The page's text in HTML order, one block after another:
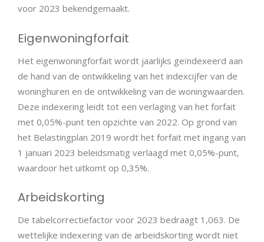
voor 2023 bekendgemaakt.
Eigenwoningforfait
Het eigenwoningforfait wordt jaarlijks geïndexeerd aan
de hand van de ontwikkeling van het indexcijfer van de
woninghuren en de ontwikkeling van de woningwaarden.
Deze indexering leidt tot een verlaging van het forfait
met 0,05%-punt ten opzichte van 2022. Op grond van
het Belastingplan 2019 wordt het forfait met ingang van
1 januari 2023 beleidsmatig verlaagd met 0,05%-punt,
waardoor het uitkomt op 0,35%.
Arbeidskorting
De tabelcorrectiefactor voor 2023 bedraagt 1,063. De
wettelijke indexering van de arbeidskorting wordt niet